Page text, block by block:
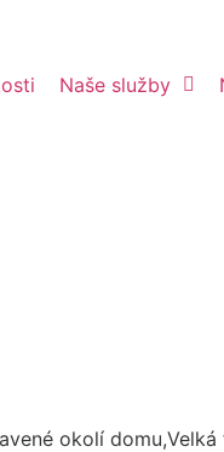
Naše služby
okolí domu,Velká